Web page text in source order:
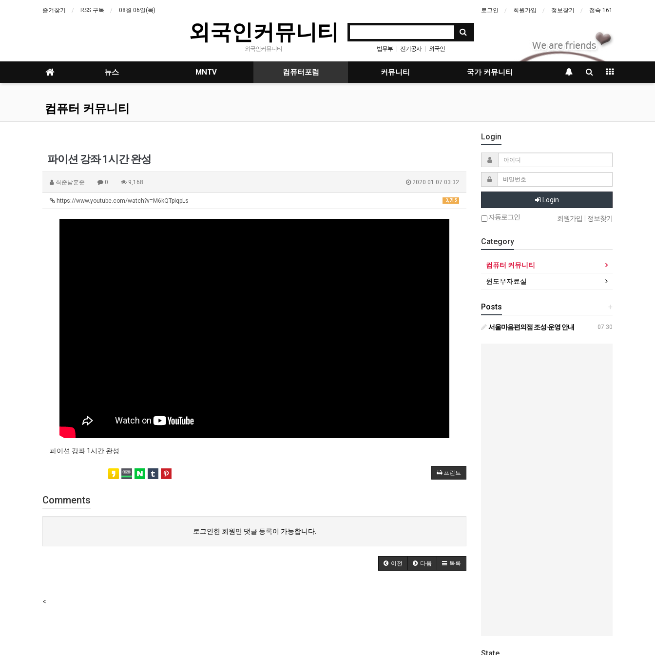
즐겨찾기 RSS 구독 08월 06일(목) 로그인 회원가입 정보찾기 접속 161
외국인커뮤니티
외국인커뮤니티 법무부 전기공사 외국인
뉴스 MNTV 컴퓨터포럼 커뮤니티 국가 커뮤니티
컴퓨터 커뮤니티
파이션 강좌 1시간 완성
최준남훈준 0 9,168 2020.01.07 03:32
3,715
https://www.youtube.com/watch?v=M6kQTpIqpLs
파이션 강좌 1시간 완성
프린트
Comments
로그인한 회원만 댓글 등록이 가능합니다.
이전 다음 목록
<
Login
Login
자동로그인 회원가입 정보찾기
Category
컴퓨터 커뮤니티
윈도우자료실
+
Posts
07.30
서울마음편의점 조성·운영 안내